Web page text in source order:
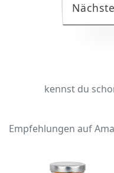
kennst du
Empfehlungen auf